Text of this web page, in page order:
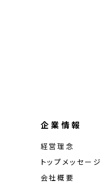
企業情報
経営理念
トップメッセージ
会社概要